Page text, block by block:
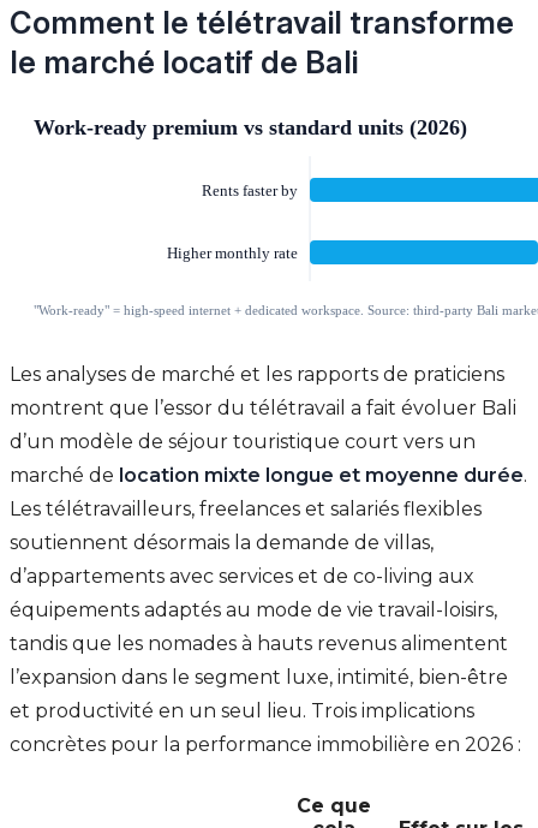
Comment le télétravail transforme
le marché locatif de Bali
Les analyses de marché et les rapports de praticiens
montrent que l’essor du télétravail a fait évoluer Bali
d’un modèle de séjour touristique court vers un
marché de location mixte longue et moyenne durée.
Les télétravailleurs, freelances et salariés flexibles
soutiennent désormais la demande de villas,
d’appartements avec services et de co-living aux
équipements adaptés au mode de vie travail-loisirs,
tandis que les nomades à hauts revenus alimentent
l’expansion dans le segment luxe, intimité, bien-être
et productivité en un seul lieu. Trois implications
concrètes pour la performance immobilière en 2026 :
Ce que